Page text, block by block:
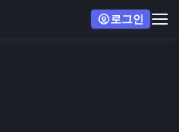
로그인